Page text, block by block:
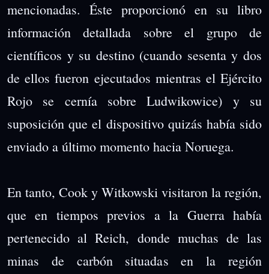
mencionadas. Éste proporcionó en su libro
información detallada sobre el grupo de
científicos y su destino (cuando sesenta y dos
de ellos fueron ejecutados mientras el Ejército
Rojo se cernía sobre Ludwikowice) y su
suposición que el dispositivo quizás había sido
enviado a último momento hacia Noruega.
En tanto, Cook y Witkowski visitaron la región,
que en tiempos previos a la Guerra había
pertenecido al Reich, donde muchas de las
minas de carbón situadas en la región